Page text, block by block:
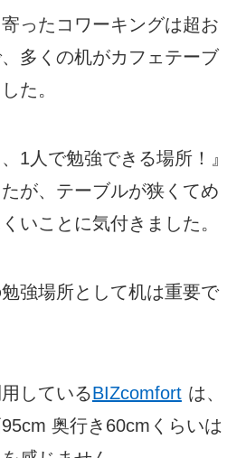
ったコワーキングは超お
多くの机がカフェテーブ
た。
1人で勉強できる場所！』
が、テーブルが狭くてめ
いことに気付きました。
強場所として机は重要で
しているBIZcomfort は、
奥行き60cmくらいは